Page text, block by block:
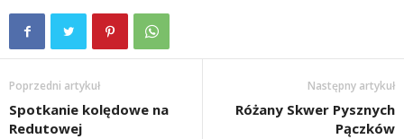
Poprzedni artykuł
Spotkanie kolędowe na
Redutowej
Następny artykuł
Różany Skwer Pysznych
Pączków